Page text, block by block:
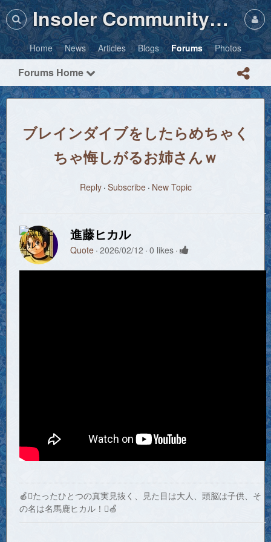
Insoler Community・Photos
Home News Articles Blogs Forums Photos
Forums Home
ブレインダイブをしたらめちゃく
ちゃ悔しがるお姉さんｗ
Reply Subscribe New Topic
進藤ヒカル
Quote 2026/02/12 0 likes
🍎たったひとつの真実見抜く、見た目は大人、頭脳は子供、そ
の名は名馬鹿ヒカル！🍏